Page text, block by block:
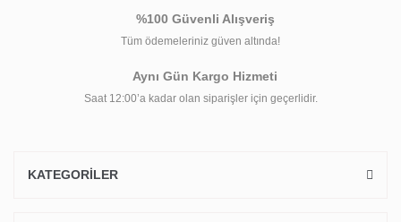
%100 Güvenli Alışveriş
Tüm ödemeleriniz güven altında!
Aynı Gün Kargo Hizmeti
Saat 12:00’a kadar olan siparişler için geçerlidir.
KATEGORİLER